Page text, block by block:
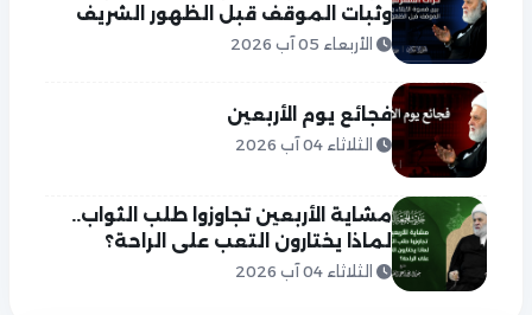
وثبات الموقف قبل الظهور الشريف
الأربعاء 05 آب 2026
فجائع يوم الأربعين
الثلاثاء 04 آب 2026
مشاية الأربعين تجاوزوا طلب الثواب..
لماذا يختارون التعب على الراحة؟
الثلاثاء 04 آب 2026